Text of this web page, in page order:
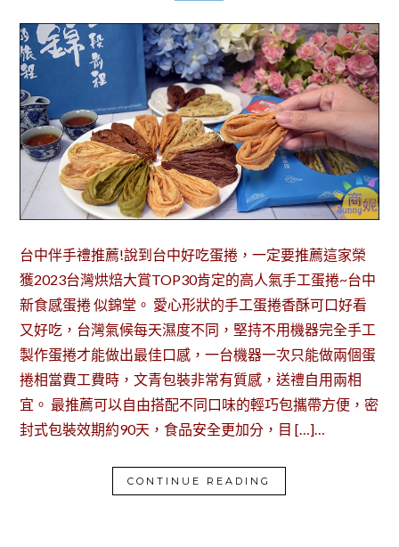
台中伴手禮推薦!說到台中好吃蛋捲，一定要推薦這家榮
獲2023台灣烘焙大賞TOP30肯定的高人氣手工蛋捲~台中
新食感蛋捲 似錦堂。 愛心形狀的手工蛋捲香酥可口好看
又好吃，台灣氣候每天濕度不同，堅持不用機器完全手工
製作蛋捲才能做出最佳口感，一台機器一次只能做兩個蛋
捲相當費工費時，文青包裝非常有質感，送禮自用兩相
宜。 最推薦可以自由搭配不同口味的輕巧包攜帶方便，密
封式包裝效期約90天，食品安全更加分，目 […]…
CONTINUE READING